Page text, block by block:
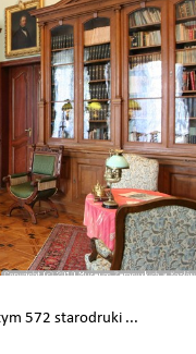
572 starodruki ...